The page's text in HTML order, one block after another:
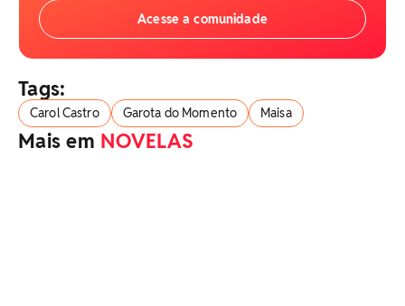
Acesse a comunidade
Tags:
Carol Castro Garota do Momento Maisa
Mais em NOVELAS